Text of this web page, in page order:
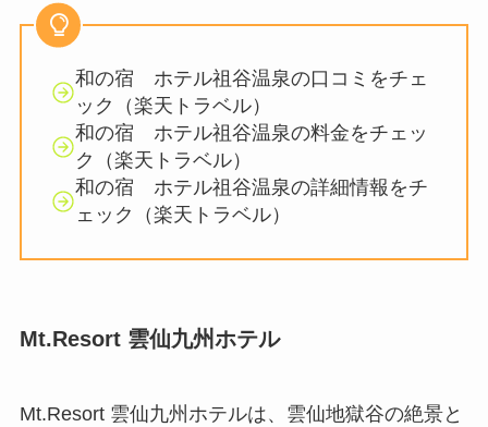
和の宿 ホテル祖谷温泉の口コミをチェ
ック（楽天トラベル）
和の宿 ホテル祖谷温泉の料金をチェッ
ク（楽天トラベル）
和の宿 ホテル祖谷温泉の詳細情報をチ
ェック（楽天トラベル）
Mt.Resort 雲仙九州ホテル
Mt.Resort 雲仙九州ホテルは、雲仙地獄谷の絶景と